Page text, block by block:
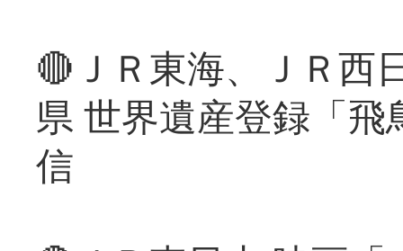
🔴ＪＲ東海、ＪＲ西
県 世界遺産登録「
信